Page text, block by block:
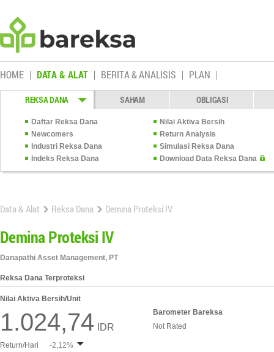
HOME DATA & ALAT BERITA & ANALISIS PLAN
REKSA DANA SAHAM OBLIGASI
Daftar Reksa Dana
Nilai Aktiva Bersih
Newcomers
Return Analysis
Industri Reksa Dana
Simulasi Reksa Dana
Indeks Reksa Dana
Download Data Reksa Dana
Data & Alat Reksa Dana Demina Proteksi IV
Demina Proteksi IV
Danapathi Asset Management, PT
Reksa Dana Terproteksi
Nilai Aktiva Bersih/Unit
1.024,74 IDR
Barometer Bareksa
Not Rated
Return/Hari -2,12%